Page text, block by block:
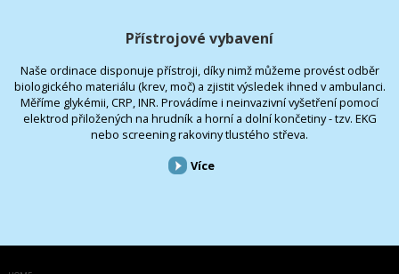
Přístrojové vybavení
Naše ordinace disponuje přístroji, díky nimž můžeme provést odběr
biologického materiálu (krev, moč) a zjistit výsledek ihned v ambulanci.
Měříme glykémii, CRP, INR. Provádíme i neinvazivní vyšetření pomocí
elektrod přiložených na hrudník a horní a dolní končetiny - tzv. EKG
nebo screening rakoviny tlustého střeva.
Více